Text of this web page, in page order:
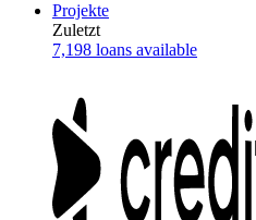
Projekte
Zuletzt
7,198 loans available